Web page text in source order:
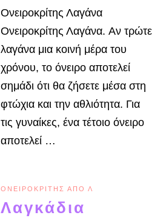
Ονειροκρίτης Λαγάνα
Ονειροκρίτης Λαγάνα. Αν τρώτε
λαγάνα μια κοινή μέρα του
χρόνου, το όνειρο αποτελεί
σημάδι ότι θα ζήσετε μέσα στη
φτώχια και την αθλιότητα. Για
τις γυ­ναίκες, ένα τέτοιο όνειρο
αποτελεί …
ΟΝΕΙΡΟΚΡΊΤΗΣ ΑΠΌ Λ
Λαγκάδια